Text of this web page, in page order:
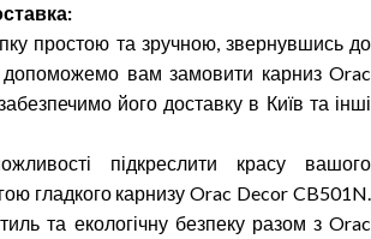
простою та зручною, звернувшись до
вам замовити карниз Orac
його доставку в Київ та інші
підкреслити красу вашого
гладкого карнизу Orac Decor CB501N.
та екологічну безпеку разом з Orac